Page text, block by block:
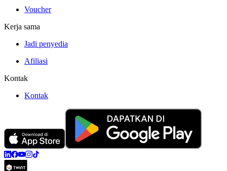
Voucher
Kerja sama
Jadi penyedia
Afiliasi
Kontak
Kontak